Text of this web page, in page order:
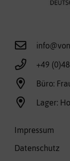
+49
Büro:
Lager:
Impressum
Datenschutz